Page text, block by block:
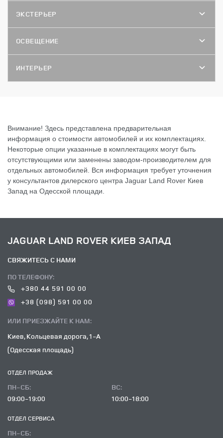
ЭКСТЕРЬЕР
ОСВЕЩЕНИЕ
ИНТЕРЬЕР
Внимание! Здесь представлена предварительная
информация о стоимости автомобилей и их комплектациях.
Некоторые опции указанные в комплектациях могут быть
отсутствующими или заменены заводом-производителем для
отдельных автомобилей. Вся информация требует уточнения
у консультантов дилерского центра Jaguar Land Rover Киев
Запад на Одесской площади.
JAGUAR LAND ROVER КИЕВ ЗАПАД
СВЯЖИТЕСЬ С НАМИ
ПО ТЕЛЕФОНУ:
+380 44 591 00 00
+38 (098) 591 00 00
ИЛИ ПРИЕЗЖАЙТЕ К НАМ:
Киев, Кольцевая дорога, 1-А
(Одесская площадь)
ОТДЕЛ ПРОДАЖ
ПН-СБ:
09:00-19:00
ВC:
10:00-18:00
ОТДЕЛ CЕРВИСА
ПН-СБ: